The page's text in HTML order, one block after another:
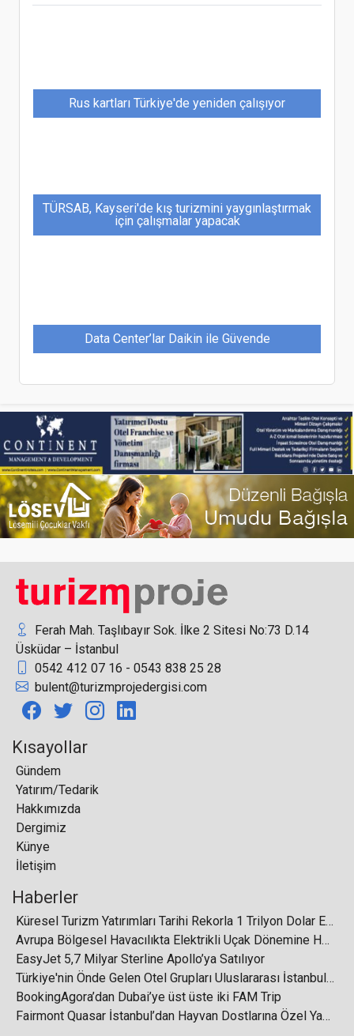
Rus kartları Türkiye'de yeniden çalışıyor
TÜRSAB, Kayseri'de kış turizmini yaygınlaştırmak
için çalışmalar yapacak
Data Center’lar Daikin ile Güvende
BN Hotel Thermal & Wellness İcra Kurulu Başkanı
Yusuf Narlı: Mersin, Turizm Çeşitliliği ile Savaşın
Olumsuz Etkilerini Sınırladı
Address Hotel Istanbul’un Ticari Operasyonlar
Pegasus'tan biletleme uyarısı
Türkiye'nin hızlı internete erişmesi turizm için de
SunExpress, İzmir’den Almatı’ya Uçuşlara
Başlıyor
Ferah Mah. Taşlıbayır Sok. İlke 2 Sitesi No:73 D.14
Üsküdar – İstanbul
0542 412 07 16 - 0543 838 25 28
bulent@turizmprojedergisi.com
Kısayollar
Gündem
Yatırım/Tedarik
Hakkımızda
Dergimiz
Künye
İletişim
Haberler
Küresel Turizm Yatırımları Tarihi Rekorla 1 Trilyon Dolar Eşiğini Aştı
Avrupa Bölgesel Havacılıkta Elektrikli Uçak Dönemine Hazırlanıyor
EasyJet 5,7 Milyar Sterline Apollo’ya Satılıyor
Türkiye'nin Önde Gelen Otel Grupları Uluslararası İstanbul Turizm Fuarı'nda Buluşuyor
BookingAgora’dan Dubai’ye üst üste iki FAM Trip
Fairmont Quasar İstanbul’dan Hayvan Dostlarına Özel Yaklaşım